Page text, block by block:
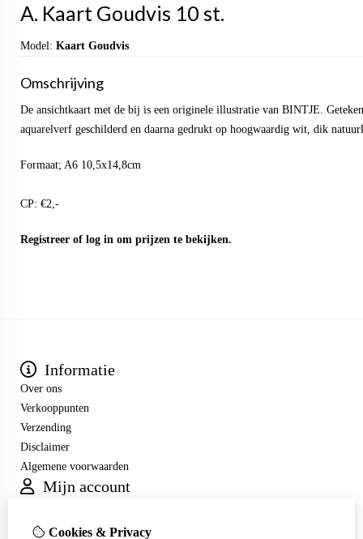
A. Kaart Goudvis 10 st.
Model: Kaart Goudvis
Omschrijving
De ansichtkaart met de bij is een originele illustratie van BINTJE.
aquarelverf geschilderd en daarna gedrukt op hoogwaardig wit, dik
Formaat; A6 10,5x14,8cm
CP: €2,-
Registreer of log in om prijzen te bekijken.
Informatie
Over ons
Verkooppunten
Verzending
Disclaimer
Algemene voorwaarden
Mijn account
Bestelhistorie
Cookies & Privacy